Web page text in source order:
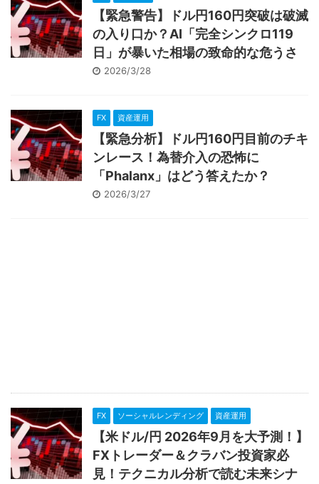
【緊急警告】ドル円160円突破は破滅
の入り口か？AI「完全シンクロ119
日」が暴いた相場の致命的な危うさ
2026/3/28
FX 資産運用
【緊急分析】ドル円160円目前のチキ
ンレース！為替介入の恐怖に
「Phalanx」はどう答えたか？
2026/3/27
FX ソーシャルレンディング 資産運用
【米ドル/円 2026年9月を大予測！】
FXトレーダー＆クラバン投資家必
見！テクニカル分析で読む未来シナ